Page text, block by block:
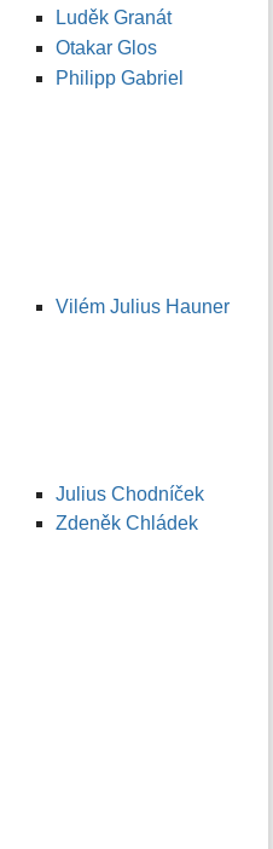
Luděk Granát
Otakar Glos
Philipp Gabriel
Vilém Julius Hauner
Julius Chodníček
Zdeněk Chládek